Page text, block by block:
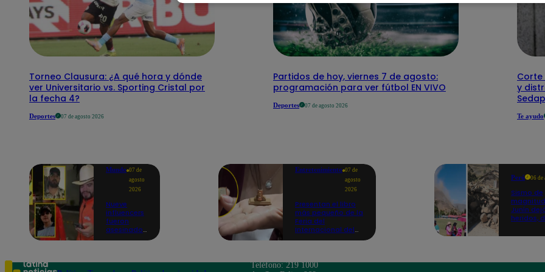
Torneo Clausura: ¿A qué hora y dónde
ver Universitario vs. Sporting Cristal por
la fecha 4?
Deportes 07 de agosto 2026
Partidos de hoy, viernes 7 de agosto:
programación para ver fútbol EN VIVO
Deportes 07 de agosto 2026
Corte
y
Te ayudo
Mundo 07 de
agosto
2026
Nueve
influencers
fueron
asesinados
el Cártel de
Entretenimiento 07 de
agosto
2026
Presentan el libro
más pequeño de la
Feria del
Internacional del
Perú 06 de
Sismo de
Junín
heridos,
propició
Teléfono: 219 1000